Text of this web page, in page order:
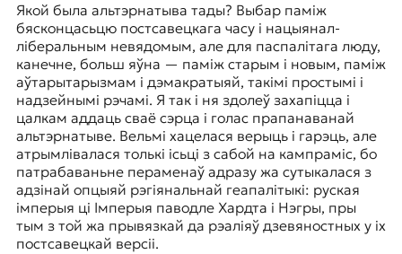
Якой была альтэрнатыва тады? Выбар паміж
бясконцасьцю постсавецкага часу і нацыянал-
ліберальным невядомым, але для паспалітага люду,
канечне, больш яўна — паміж старым і новым, паміж
аўтарытарызмам і дэмакратыяй, такімі простымі і
надзейнымі рэчамі. Я так і ня здолеў захапіцца і
цалкам аддаць сваё сэрца і голас прапанаванай
альтэрнатыве. Вельмі хацелася верыць і гарэць, але
атрымлівалася толькі ісьці з сабой на кампраміс, бо
патрабаваньне пераменаў адразу жа сутыкалася з
адзінай опцыяй рэгіянальнай геапалітыкі: руская
імперыя ці Імперыя паводле Хардта і Нэгры, пры
тым з той жа прывязкай да рэаліяў дзевяностных у іх
постсавецкай версіі.